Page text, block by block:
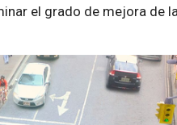
el grado de mejora de